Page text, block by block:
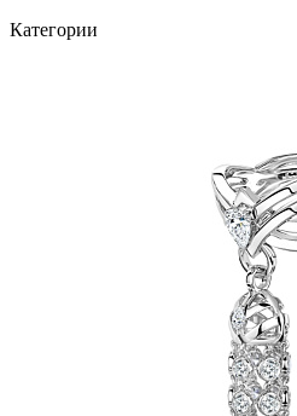
Категории